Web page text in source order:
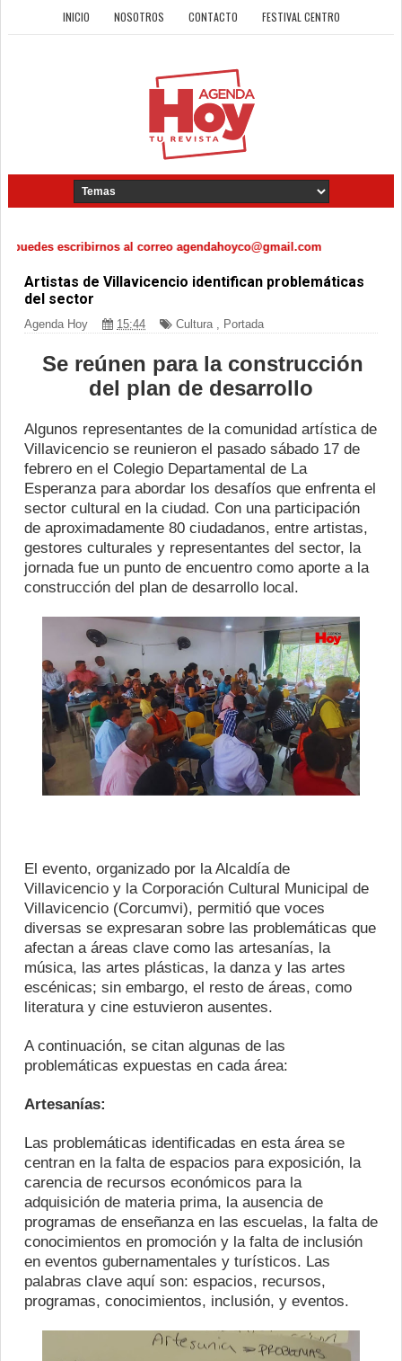
INICIO NOSOTROS CONTACTO FESTIVAL CENTRO
escribirnos al correo agendahoyco@gmail.com
Artistas de Villavicencio identifican problemáticas
del sector
Agenda Hoy 15:44 Cultura Portada
Se reúnen para la construcción
del plan de desarrollo
Algunos representantes de la comunidad artística de
Villavicencio se reunieron el pasado sábado 17 de
febrero en el Colegio Departamental de La
Esperanza para abordar los desafíos que enfrenta el
sector cultural en la ciudad. Con una participación
de aproximadamente 80 ciudadanos, entre artistas,
gestores culturales y representantes del sector, la
jornada fue un punto de encuentro como aporte a la
construcción del plan de desarrollo local.
El evento, organizado por la Alcaldía de
Villavicencio y la Corporación Cultural Municipal de
Villavicencio (Corcumvi), permitió que voces
diversas se expresaran sobre las problemáticas que
afectan a áreas clave como las artesanías, la
música, las artes plásticas, la danza y las artes
escénicas; sin embargo, el resto de áreas, como
literatura y cine estuvieron ausentes.
A continuación, se citan algunas de las
problemáticas expuestas en cada área:
Artesanías:
Las problemáticas identificadas en esta área se
centran en la falta de espacios para exposición, la
carencia de recursos económicos para la
adquisición de materia prima, la ausencia de
programas de enseñanza en las escuelas, la falta de
conocimientos en promoción y la falta de inclusión
en eventos gubernamentales y turísticos. Las
palabras clave aquí son: espacios, recursos,
programas, conocimientos, inclusión, y eventos.